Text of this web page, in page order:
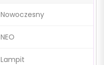
Nowoczesny
NEO
Lampit